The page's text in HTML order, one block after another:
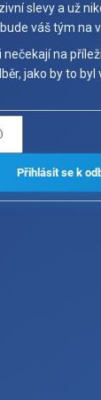
slevy a už
váš tým na
na
jako by to